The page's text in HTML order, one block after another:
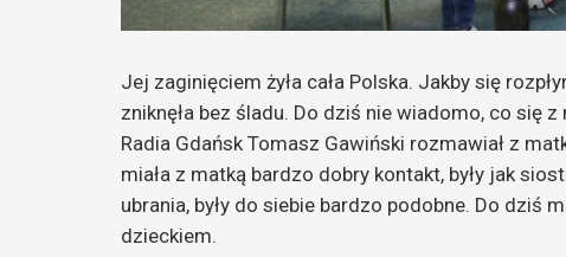
Jej zaginięciem żyła cała Polska. Jakby się
zniknęła bez śladu. Do dziś nie wiadomo, co się
Radia Gdańsk Tomasz Gawiński rozmawiał z
miała z matką bardzo dobry kontakt, były jak
ubrania, były do siebie bardzo podobne. Do dziś
dzieckiem.